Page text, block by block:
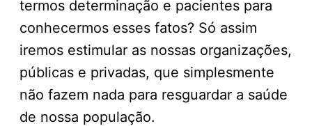
termos determinação e pacientes para
conhecermos esses fatos? Só assim
iremos estimular as nossas organizações,
públicas e privadas, que simplesmente
não fazem nada para resguardar a saúde
de nossa população.